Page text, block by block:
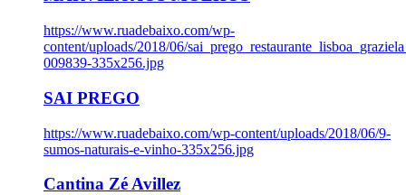
https://www.ruadebaixo.com/wp-
content/uploads/2018/06/
009839-335x256.jpg
SAI PREGO
https://www.ruadebaixo.com/wp-content/uploads/2018/06/9-
sumos-naturais-e-vinho-335x256.jpg
Cantina Zé Avillez